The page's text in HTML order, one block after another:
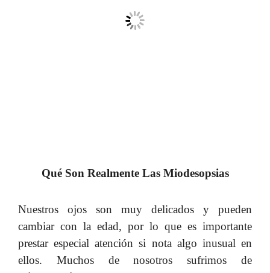
Qué Son Realmente Las Miodesopsias
Nuestros ojos son muy delicados y pueden
cambiar con la edad, por lo que es importante
prestar especial atención si nota algo inusual en
ellos. Muchos de nosotros sufrimos de